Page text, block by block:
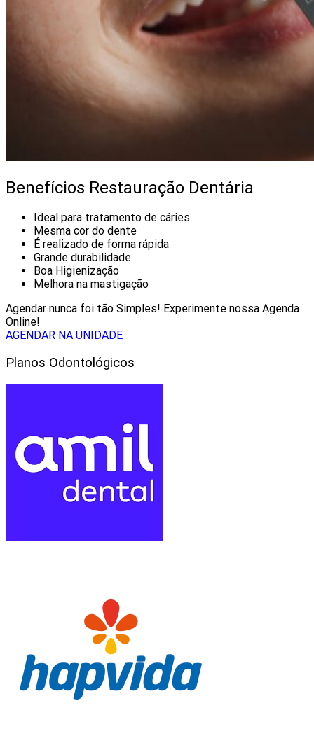
Benefícios Restauração Dentária
Ideal para tratamento de cáries
Mesma cor do dente
É realizado de forma rápida
Grande durabilidade
Boa Higienização
Melhora na mastigação
Agendar nunca foi tão Simples! Experimente nossa Agenda
Online!
AGENDAR NA UNIDADE
Planos Odontológicos